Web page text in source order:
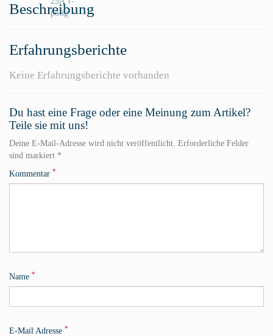
Beschreibung
Erfahrungsberichte
Keine Erfahrungsberichte vorhanden
Du hast eine Frage oder eine Meinung zum Artikel?
Teile sie mit uns!
Deine E-Mail-Adresse wird nicht veröffentlicht. Erforderliche Felder
sind markiert *
Kommentar *
Name *
E-Mail Adresse *